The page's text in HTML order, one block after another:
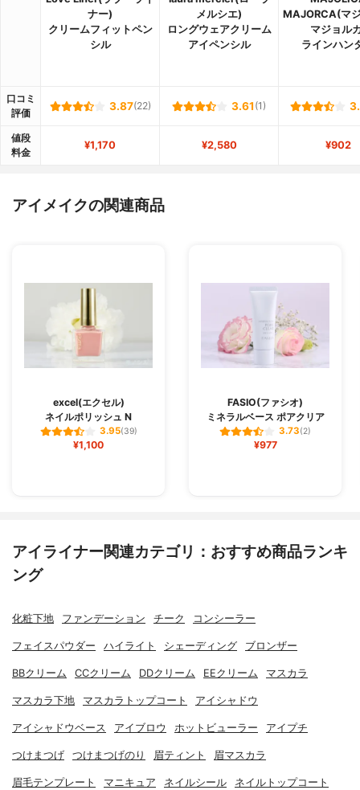
ナー)
クリームフィットペン
シル
メルシエ)
ロングウェアクリーム
アイペンシル
MAJORCA(マ
マジョル
ラインハン
口コミ
評価
3.87(22) 3.61 (1)
値段
料金
¥1,170 ¥2,580 ¥902
アイメイクの関連商品
excel(エクセル)
ネイルポリッシュ N
3.95(39)
¥1,100
FASIO(ファシオ)
ミネラルベース ポアクリア
3.73(2)
¥977
アイライナー関連カテゴリ：おすすめ商品ランキ
ング
化粧下地 ファンデーション チーク コンシーラー
フェイスパウダー ハイライト シェーディング ブロンザー
BBクリーム CCクリーム DDクリーム EEクリーム マスカラ
マスカラ下地 マスカラトップコート アイシャドウ
アイシャドウベース アイブロウ ホットビューラー アイプチ
つけまつげ つけまつげのり 眉ティント 眉マスカラ
眉毛テンプレート マニキュア ネイルシール ネイルトップコート